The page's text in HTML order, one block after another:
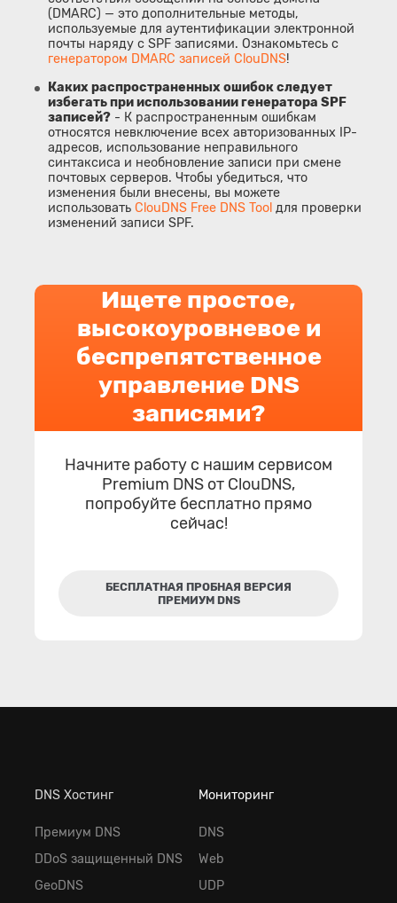
(DMARC) — это дополнительные методы,
используемые для аутентификации электронной
почты наряду с SPF записями. Ознакомьтесь с
генератором DMARC записей ClouDNS!
Каких распространенных ошибок следует
избегать при использовании генератора SPF
записей? - К распространенным ошибкам
относятся невключение всех авторизованных IP-
адресов, использование неправильного
синтаксиса и необновление записи при смене
почтовых серверов. Чтобы убедиться, что
изменения были внесены, вы можете
использовать ClouDNS Free DNS Tool для проверки
изменений записи SPF.
Ищете простое,
высокоуровневое и
беспрепятственное
управление DNS
записями?
Начните работу с нашим сервисом
Premium DNS от ClouDNS,
попробуйте бесплатно прямо
сейчас!
БЕСПЛАТНАЯ ПРОБНАЯ ВЕРСИЯ
ПРЕМИУМ DNS
DNS Хостинг
Премиум DNS
DDoS защищенный DNS
GeoDNS
Мониторинг
DNS
Web
UDP